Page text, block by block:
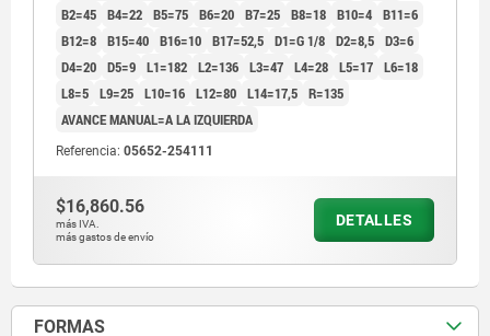
B2=45 B4=22 B5=75 B6=20 B7=25 B8=18 B10=4 B11=6
B12=8 B15=40 B16=10 B17=52,5 D1=G 1/8 D2=8,5 D3=6
D4=20 D5=9 L1=182 L2=136 L3=47 L4=28 L5=17 L6=18
L8=5 L9=25 L10=16 L12=80 L14=17,5 R=135
AVANCE MANUAL=A LA IZQUIERDA
Referencia: 05652-254111
$16,860.56
más IVA.
más gastos de envío
DETALLES
FORMAS